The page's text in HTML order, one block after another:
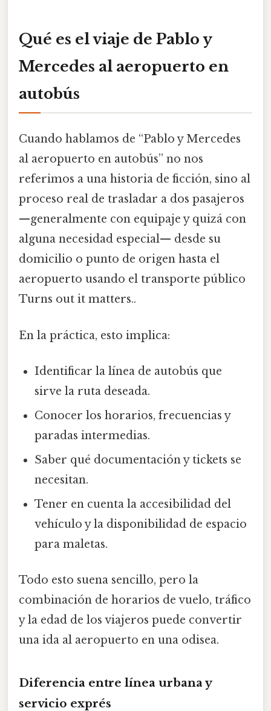
Qué es el viaje de Pablo y
Mercedes al aeropuerto en
autobús
Cuando hablamos de “Pablo y Mercedes
al aeropuerto en autobús” no nos
referimos a una historia de ficción, sino al
proceso real de trasladar a dos pasajeros
—generalmente con equipaje y quizá con
alguna necesidad especial— desde su
domicilio o punto de origen hasta el
aeropuerto usando el transporte público
Turns out it matters..
En la práctica, esto implica:
Identificar la línea de autobús que
sirve la ruta deseada.
Conocer los horarios, frecuencias y
paradas intermedias.
Saber qué documentación y tickets se
necesitan.
Tener en cuenta la accesibilidad del
vehículo y la disponibilidad de espacio
para maletas.
Todo esto suena sencillo, pero la
combinación de horarios de vuelo, tráfico
y la edad de los viajeros puede convertir
una ida al aeropuerto en una odisea.
Diferencia entre línea urbana y
servicio exprés